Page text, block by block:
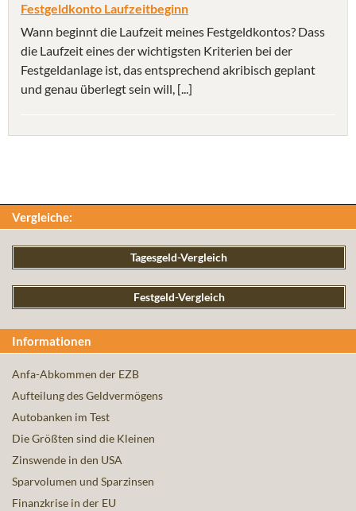
Festgeldkonto Laufzeitbeginn
Wann beginnt die Laufzeit meines Festgeldkontos? Dass
die Laufzeit eines der wichtigsten Kriterien bei der
Festgeldanlage ist, das entsprechend akribisch geplant
und genau überlegt sein will, [...]
Vergleiche:
Tagesgeld-Vergleich
Festgeld-Vergleich
Informationen
Anfa-Abkommen der EZB
Aufteilung des Geldvermögens
Autobanken im Test
Die Größten sind die Kleinen
Zinswende in den USA
Sparvolumen und Sparzinsen
Finanzkrise in der EU